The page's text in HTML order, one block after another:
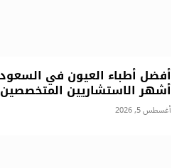
أشهر الاستشاريين المتخصصين
أغسطس 5, 2026